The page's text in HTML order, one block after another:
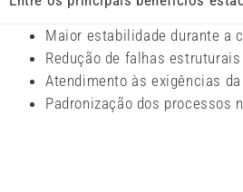
Maior estabilidade durante a
Redução de falhas
Atendimento às exigências da
Padronização dos processos